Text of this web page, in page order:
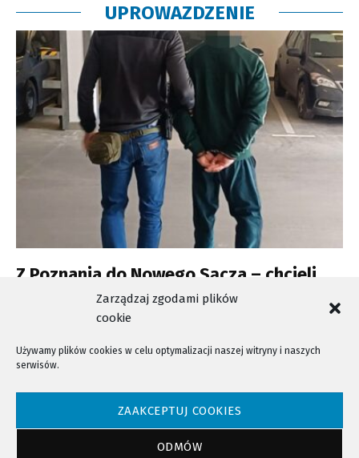
Zarządzaj zgodami plików
cookie
Używamy plików cookies w celu optymalizacji naszej witryny i naszych
serwisów.
ZAAKCEPTUJ COOKIES
ODMÓW
UPROWAZDZENIE
Z Poznania do Nowego Sącza – chcieli
zmusić 46-latka do wzięcia kredytu
NTV - Nasza Telewizja Sądecka © 2023 Wszystkie prawa zastrzeżone!